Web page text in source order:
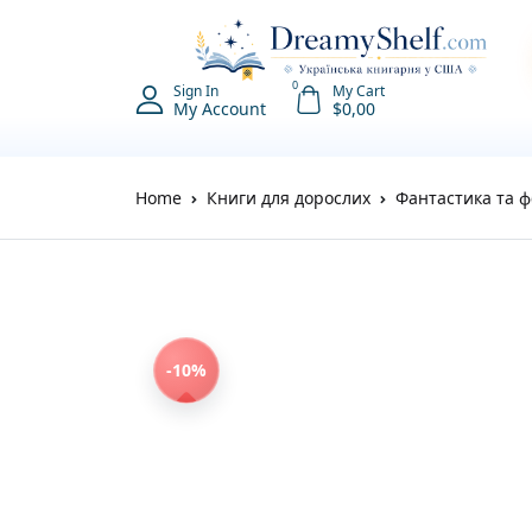
Sign In
My Account
0 My Cart
$0,00
Home Книги для дорослих Фантастика та
-10%